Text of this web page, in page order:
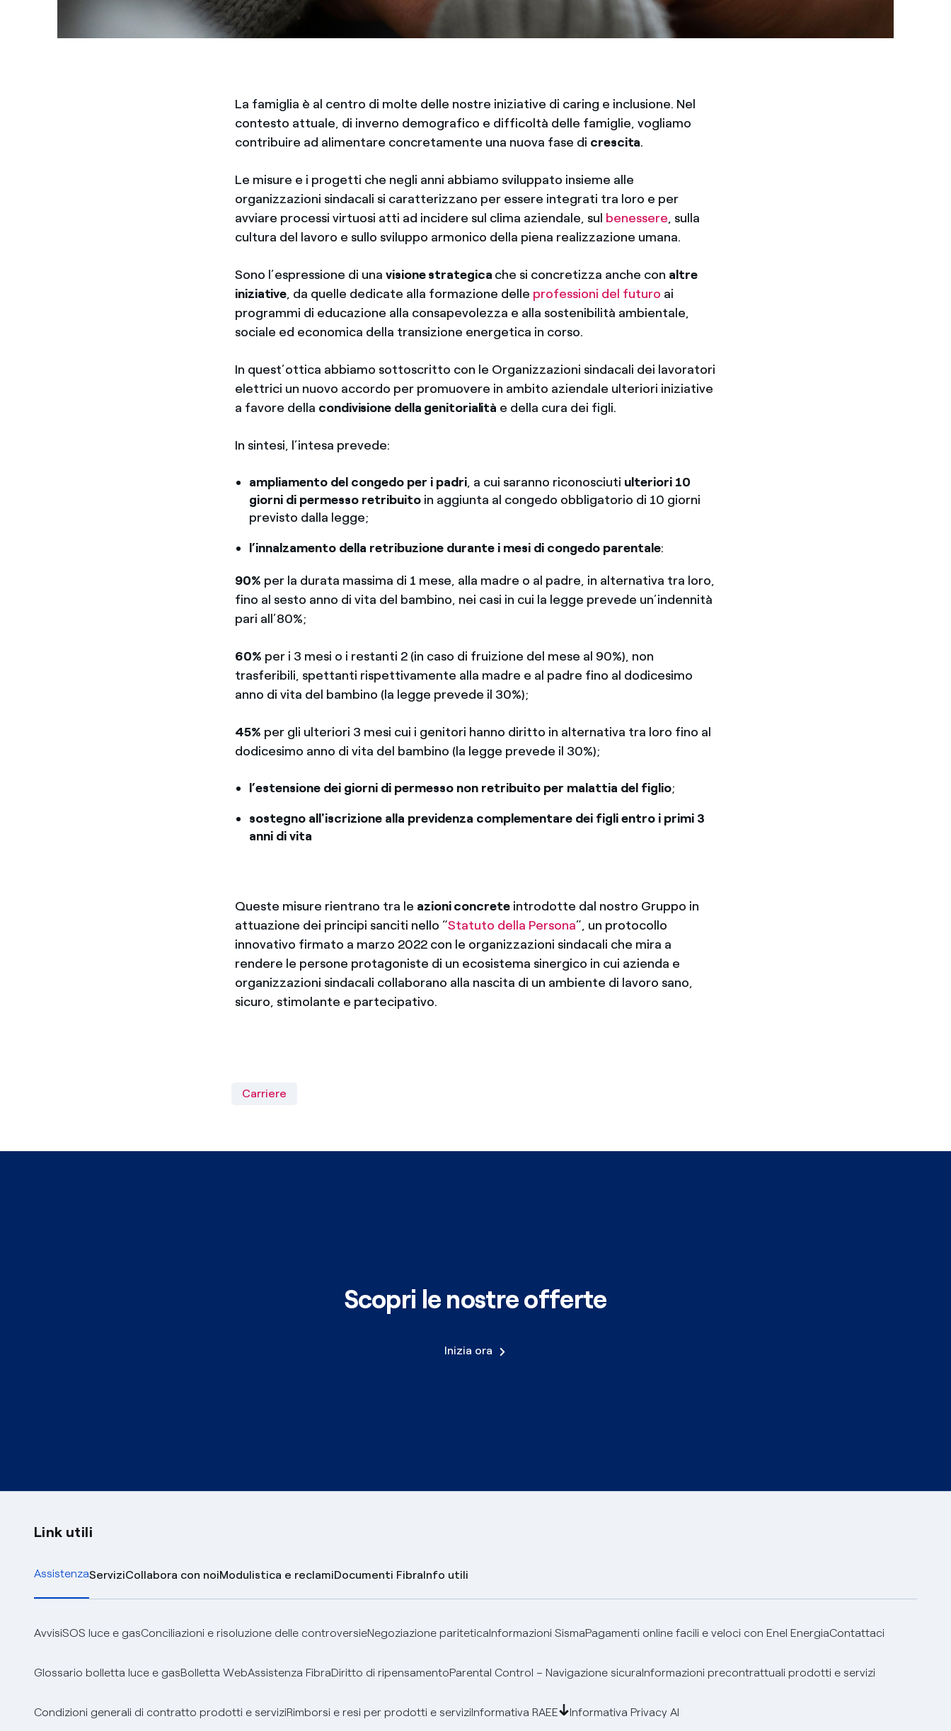
La famiglia è al centro di molte delle nostre iniziative di caring e inclusione. Nel
contesto attuale, di inverno demografico e difficoltà delle famiglie, vogliamo
contribuire ad alimentare concretamente una nuova fase di crescita.
Le misure e i progetti che negli anni abbiamo sviluppato insieme alle
organizzazioni sindacali si caratterizzano per essere integrati tra loro e per
avviare processi virtuosi atti ad incidere sul clima aziendale, sul benessere, sulla
cultura del lavoro e sullo sviluppo armonico della piena realizzazione umana.
Sono l’espressione di unavisione strategica che si concretizza anche con altre
iniziative, da quelle dedicate alla formazione delle professioni del futuro ai
programmi di educazione alla consapevolezza e alla sostenibilità ambientale,
sociale ed economica della transizione energetica in corso.
In quest’ottica abbiamo sottoscritto con le Organizzazioni sindacali dei lavoratori
elettrici un nuovo accordo per promuovere in ambito aziendale ulteriori iniziative
a favore della condivisione della genitorialità e della cura dei figli.
In sintesi, l’intesa prevede:
ampliamento del congedo per i padri, a cui saranno riconosciuti ulteriori 10
giorni di permesso retribuito in aggiunta al congedo obbligatorio di 10 giorni
previsto dalla legge;
l’innalzamento della retribuzione durante i mesi di congedo parentale:
90% per la durata massima di 1 mese, alla madre o al padre, in alternativa tra loro,
fino al sesto anno di vita del bambino, nei casi in cui la legge prevede un’indennità
pari all’80%;
60% per i 3 mesi o i restanti 2 (in caso di fruizione del mese al 90%), non
trasferibili, spettanti rispettivamente alla madre e al padre fino al dodicesimo
anno di vita del bambino (la legge prevede il 30%);
45% per gli ulteriori 3 mesi cui i genitori hanno diritto in alternativa tra loro fino al
dodicesimo anno di vita del bambino (la legge prevede il 30%);
l’estensione dei giorni di permesso non retribuito per malattia del figlio;
sostegno all'iscrizione alla previdenza complementare dei figli entro i primi 3
anni di vita
Queste misure rientrano tra le azioni concrete introdotte dal nostro Gruppo in
attuazione dei principi sanciti nello “Statuto della Persona”, un protocollo
innovativo firmato a marzo 2022 con le organizzazioni sindacali che mira a
rendere le persone protagoniste di un ecosistema sinergico in cui azienda e
organizzazioni sindacali collaborano alla nascita di un ambiente di lavoro sano,
sicuro, stimolante e partecipativo.
Carriere
Scopri le nostre offerte
Inizia ora
Link utili
AssistenzaServiziCollabora con noiModulistica e reclamiDocumenti FibraInfo utili
AvvisiSOS luce e gasConciliazioni e risoluzione delle controversieNegoziazione pariteticaInformazioni SismaPagamenti online facili e veloci con Enel EnergiaContattaci
Glossario bolletta luce e gasBolletta WebAssistenza FibraDiritto di ripensamentoParental Control – Navigazione sicuraInformazioni precontrattuali prodotti e servizi
Condizioni generali di contratto prodotti e serviziRimborsi e resi per prodotti e serviziInformativa RAEE Informativa Privacy AI